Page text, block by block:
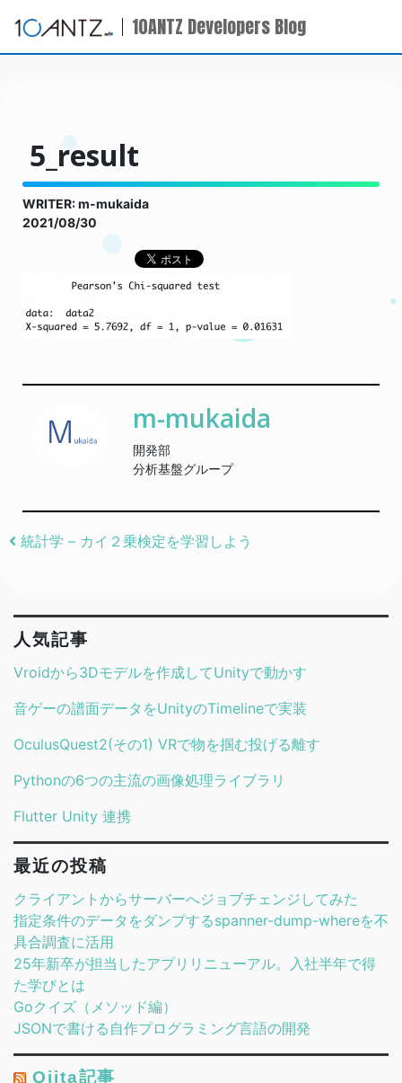
10ANTZ Developers Blog
5_result
WRITER: m-mukaida
2021/08/30
m-mukaida
開発部
分析基盤グループ
Post navigation
統計学 – カイ２乗検定を学習しよう
人気記事
Vroidから3Dモデルを作成してUnityで動かす
音ゲーの譜面データをUnityのTimelineで実装
OculusQuest2(その1) VRで物を掴む投げる離す
Pythonの6つの主流の画像処理ライブラリ
Flutter Unity 連携
最近の投稿
クライアントからサーバーへジョブチェンジしてみた
指定条件のデータをダンプするspanner-dump-whereを不
具合調査に活用
25年新卒が担当したアプリリニューアル。入社半年で得
た学びとは
Goクイズ（メソッド編）
JSONで書ける自作プログラミング言語の開発
Qiita記事